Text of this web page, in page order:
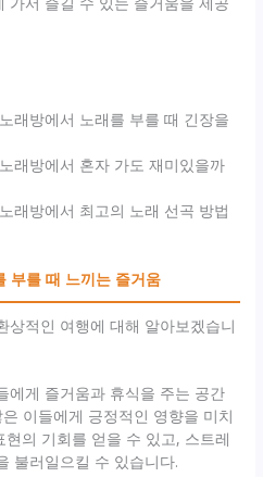
방에서 노래를 부를 때 긴장을
래방에서 혼자 가도 재미있을까
방에서 최고의 노래 선곡 방법
부를 때 느끼는 즐거움
상적인 여행에 대해 알아보겠습니
에게 즐거움과 휴식을 주는 공간
이들에게 긍정적인 영향을 미치
의 기회를 얻을 수 있고, 스트레
불러일으킬 수 있습니다.